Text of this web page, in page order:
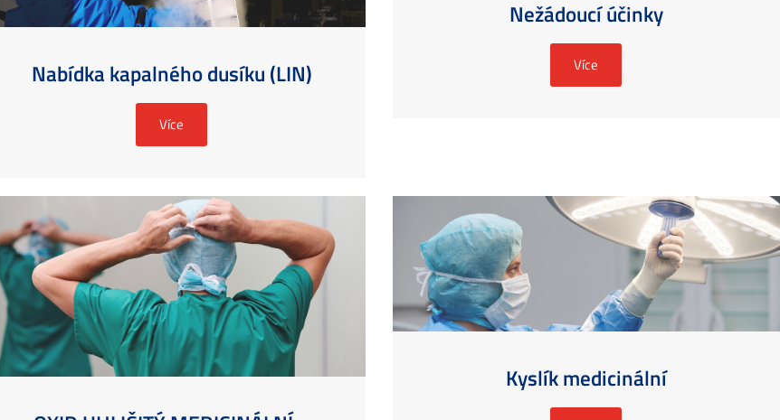
Nabídka kapalného dusíku (LIN)
Více
Nežádoucí účinky
Více
Kyslík medicinální